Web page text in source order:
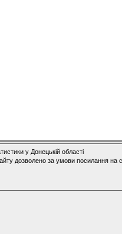
у Донецькій області
дозволено за умови посилання на